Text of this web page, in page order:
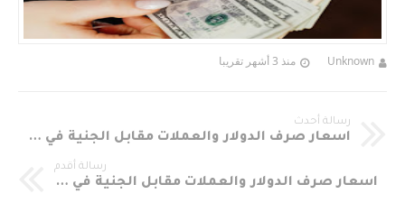
Unknown منذ 3 أشهر تقريبا
رسالة أحدث
اسعار صرف الدولار والعملات مقابل الجنية في السودان اليوم الثلاثاء 30-4-2019م
رسالة أقدم
اسعار صرف الدولار والعملات مقابل الجنية في السودان اليوم الأحد 28-4-2019م